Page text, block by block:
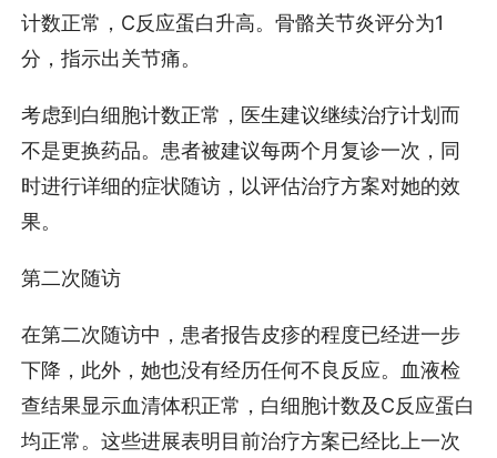
计数正常，C反应蛋白升高。骨骼关节炎评分为1
分，指示出关节痛。
考虑到白细胞计数正常，医生建议继续治疗计划而
不是更换药品。患者被建议每两个月复诊一次，同
时进行详细的症状随访，以评估治疗方案对她的效
果。
第二次随访
在第二次随访中，患者报告皮疹的程度已经进一步
下降，此外，她也没有经历任何不良反应。血液检
查结果显示血清体积正常，白细胞计数及C反应蛋白
均正常。这些进展表明目前治疗方案已经比上一次